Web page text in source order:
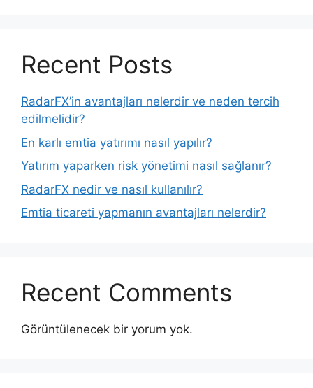
Recent Posts
RadarFX’in avantajları nelerdir ve neden tercih
edilmelidir?
En karlı emtia yatırımı nasıl yapılır?
Yatırım yaparken risk yönetimi nasıl sağlanır?
RadarFX nedir ve nasıl kullanılır?
Emtia ticareti yapmanın avantajları nelerdir?
Recent Comments
Görüntülenecek bir yorum yok.